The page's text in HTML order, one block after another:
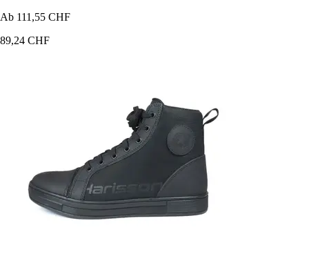
Ab 111,55 CHF
89,24 CHF